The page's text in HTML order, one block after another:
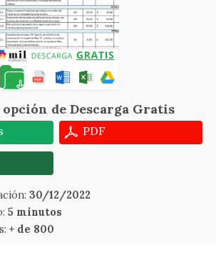
de Descarga Gratis
PDF
30/12/2022
5 minutos
+ de 800